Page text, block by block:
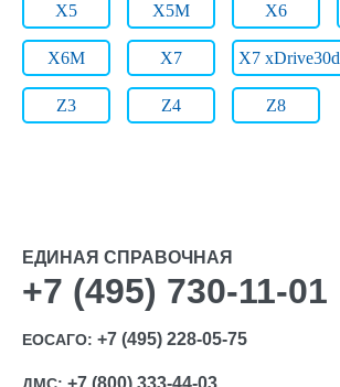
X5 X5M X6
X6M X7 X7 xDrive30d
Z3 Z4 Z8
ЕДИНАЯ СПРАВОЧНАЯ
+7 (495) 730-11-01
ЕОСАГО: +7 (495) 228-05-75
+7 (800) 333-44-03